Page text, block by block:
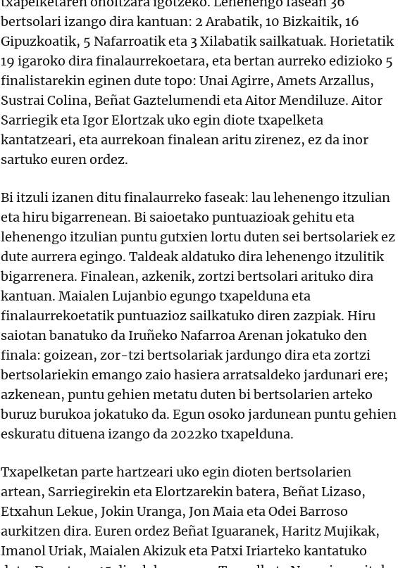
bertsolari izango dira kantuan: 2 Arabatik, 10 Bizkaitik, 16
Gipuzkoatik, 5 Nafarroatik eta 3 Xilabatik sailkatuak. Horietatik
19 igaroko dira finalaurrekoetara, eta bertan aurreko edizioko 5
finalistarekin eginen dute topo: Unai Agirre, Amets Arzallus,
Sustrai Colina, Beñat Gaztelumendi eta Aitor Mendiluze. Aitor
Sarriegik eta Igor Elortzak uko egin diote txapelketa
kantatzeari, eta aurrekoan finalean aritu zirenez, ez da inor
sartuko euren ordez.
Bi itzuli izanen ditu finalaurreko faseak: lau lehenengo itzulian
eta hiru bigarrenean. Bi saioetako puntuazioak gehitu eta
lehenengo itzulian puntu gutxien lortu duten sei bertsolariek ez
dute aurrera egingo. Taldeak aldatuko dira lehenengo itzulitik
bigarrenera. Finalean, azkenik, zortzi bertsolari arituko dira
kantuan. Maialen Lujanbio egungo txapelduna eta
finalaurrekoetatik puntuazioz sailkatuko diren zazpiak. Hiru
saiotan banatuko da Iruñeko Nafarroa Arenan jokatuko den
finala: goizean, zor-tzi bertsolariak jardungo dira eta zortzi
bertsolariekin emango zaio hasiera arratsaldeko jardunari ere;
azkenean, puntu gehien metatu duten bi bertsolarien arteko
buruz burukoa jokatuko da. Egun osoko jardunean puntu gehien
eskuratu dituena izango da 2022ko txapelduna.
Txapelketan parte hartzeari uko egin dioten bertsolarien
artean, Sarriegirekin eta Elortzarekin batera, Beñat Lizaso,
Etxahun Lekue, Jokin Uranga, Jon Maia eta Odei Barroso
aurkitzen dira. Euren ordez Beñat Iguaranek, Haritz Mujikak,
Imanol Uriak, Maialen Akizuk eta Patxi Iriarteko kantatuko